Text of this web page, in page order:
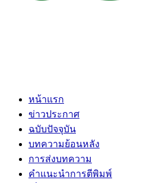
หน้าแรก
ข่าวประกาศ
ฉบับปัจจุบัน
บทความย้อนหลัง
การส่งบทความ
คำแนะนำการตีพิมพ์